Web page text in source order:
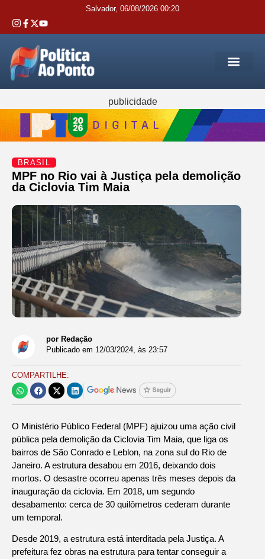
Salvador, 06/08/2026 00:20
publicidade
BRASIL
MPF no Rio vai à Justiça pela demolição
da Ciclovia Tim Maia
por Redação
Publicado em 12/03/2024, às 23:57
COMPARTILHE:
O Ministério Público Federal (MPF) ajuizou uma ação civil
pública pela demolição da Ciclovia Tim Maia, que liga os
bairros de São Conrado e Leblon, na zona sul do Rio de
Janeiro. A estrutura desabou em 2016, deixando dois
mortos. O desastre ocorreu apenas três meses depois da
inauguração da ciclovia. Em 2018, um segundo
desabamento: cerca de 30 quilômetros cederam durante
um temporal.
Desde 2019, a estrutura está interditada pela Justiça. A
prefeitura fez obras na estrutura para tentar conseguir a